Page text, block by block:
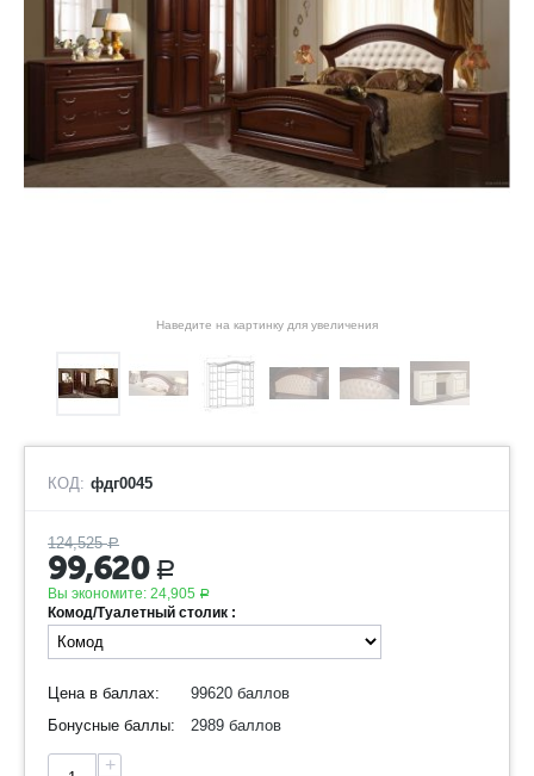
Наведите на картинку для увеличения
КОД: фдг0045
124,525 Р
99,620 Р
Вы экономите: 24,905 Р
Комод/Туалетный столик :
Цена в баллах:
99620 баллов
Бонусные баллы:
2989 баллов
+